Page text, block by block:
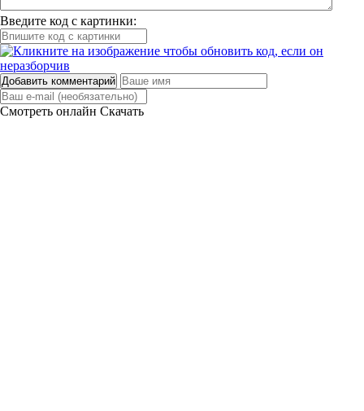
Введите код с картинки:
Добавить комментарий
Смотреть онлайн Скачать